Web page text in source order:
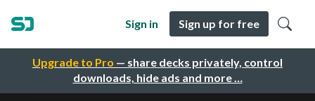
Upgrade to Pro — share decks privately, control
downloads, hide ads and more …
Sign in Sign up for free